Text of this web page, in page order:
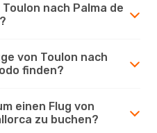
nach Palma de
von Toulon nach
finden?
einen Flug von
zu buchen?